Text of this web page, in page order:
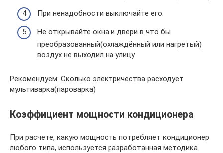
При ненадобности выключайте его.
Не открывайте окна и двери в что бы
преобразованный(охлаждённый или нагретый)
воздух не выходил на улицу.
Рекомендуем: Сколько электричества расходует
мультиварка(пароварка)
Коэффициент мощности кондиционера
При расчете, какую мощность потребляет кондиционер
любого типа, используется разработанная методика